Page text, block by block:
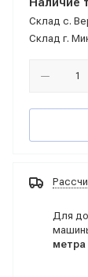
Склад с.
Склад г.
Для
метра